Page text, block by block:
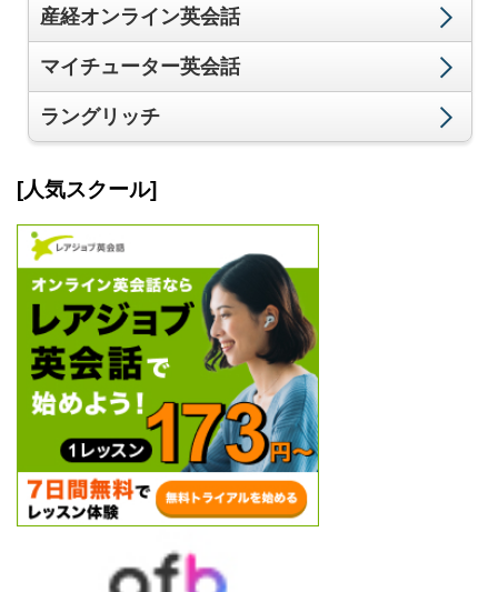
産経オンライン英会話
マイチューター英会話
ラングリッチ
[人気スクール]